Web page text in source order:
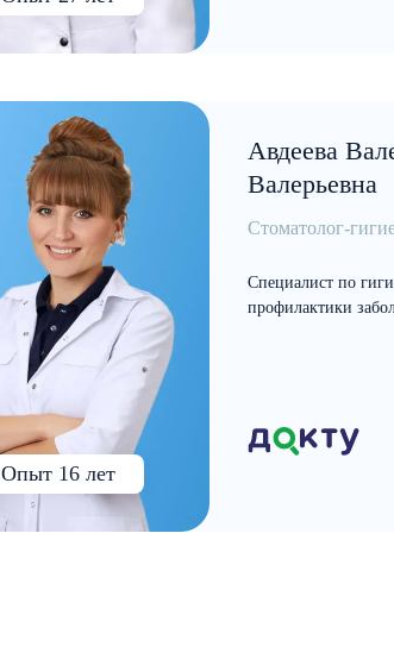
Опыт 16 лет
Авдеева
Валерьевна
Стоматолог-
Специалист по
профилактики